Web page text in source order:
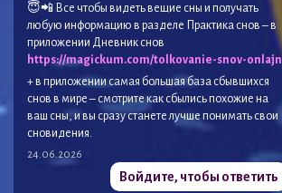
😇📲 Все чтобы видеть вещие сны и получать
любую информацию в разделе Практика снов – в
приложении Дневник снов
https://magickum.com/tolkovanie-snov-onlajn
+ в приложении самая большая база сбывшихся
снов в мире – смотрите как сбылись похожие на
ваш сны, и вы сразу станете лучше понимать свои
сновидения.
24.06.2026
Войдите, чтобы ответить